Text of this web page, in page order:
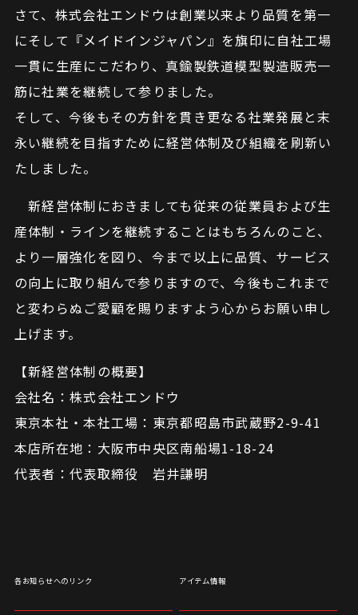
さて、株式会社エンドウは創業以来より品質を第一
にそして『メイドインジャパン』を旗印に自社工場
一貫に生産にこだわり、真鍮製鉄道模型製造販売一
筋に社業を継続して参りました。
そして、今後もその方針を貫き更なる社業発展と末
永い継続を目指すために経営体制及び組織を刷新い
たしました。
新経営体制におきましても従来の従業員および生
産体制・ラインを継続することはもちろんのこと、
より一層強化を図り、今まで以上に品質、サービス
の向上に取り組んで参りますので、今後もこれまで
と変わらぬご愛顧を賜りますよう心からお願い申し
上げます。
【新経営体制の概要】
会社名：株式会社エンドウ
東京本社・本社工場：東京都昭島市武蔵野2-9-41
本店所在地：大阪市中央区南船場1-18-24
代表者：代表取締役 岩井謙明
各お知らせへのリンク アイテム情報